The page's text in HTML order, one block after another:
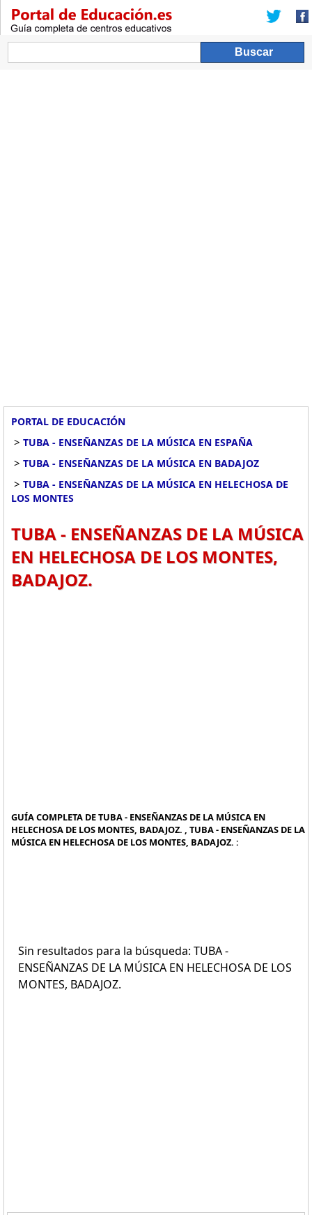
PORTAL DE EDUCACIÓN
> TUBA - ENSEÑANZAS DE LA MÚSICA EN ESPAÑA
> TUBA - ENSEÑANZAS DE LA MÚSICA EN BADAJOZ
> TUBA - ENSEÑANZAS DE LA MÚSICA EN HELECHOSA DE
LOS MONTES
TUBA - ENSEÑANZAS DE LA MÚSICA
EN HELECHOSA DE LOS MONTES,
BADAJOZ.
GUÍA COMPLETA DE TUBA - ENSEÑANZAS DE LA MÚSICA EN
HELECHOSA DE LOS MONTES, BADAJOZ. , TUBA - ENSEÑANZAS DE LA
MÚSICA EN HELECHOSA DE LOS MONTES, BADAJOZ. :
Sin resultados para la búsqueda: TUBA -
ENSEÑANZAS DE LA MÚSICA EN HELECHOSA DE LOS
MONTES, BADAJOZ.